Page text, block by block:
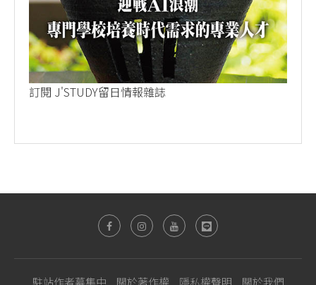
訂閱 J'STUDY留日情報雜誌
駐站作者募集中 關於著作權 隱私權聲明 關於我們